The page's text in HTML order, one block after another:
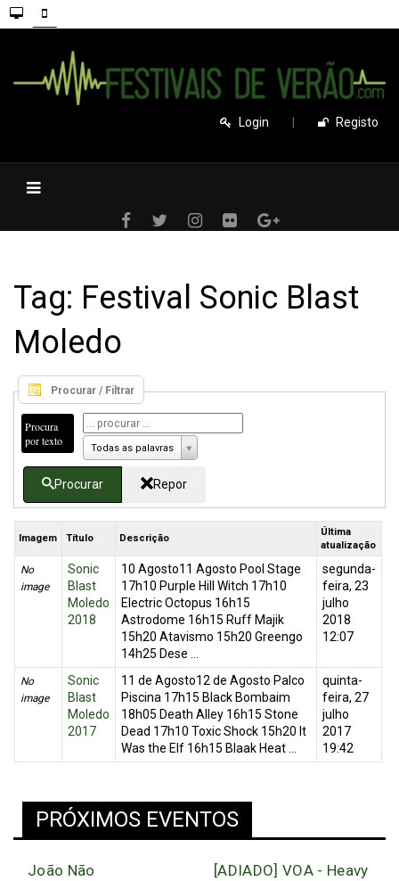
Login Registo
Tag: Festival Sonic Blast
Moledo
Procurar / Filtrar
Procura
por texto
Todas as palavras
Procurar Repor
Imagem Título Descrição
Última
atualização
No
image
Sonic
Blast
Moledo
2018
10 Agosto11 Agosto Pool Stage
17h10 Purple Hill Witch 17h10
Electric Octopus 16h15
Astrodome 16h15 Ruff Majik
15h20 Atavismo 15h20 Greengo
14h25 Dese ...
segunda-
feira, 23
julho
2018
12:07
No
image
Sonic
Blast
Moledo
2017
11 de Agosto12 de Agosto Palco
Piscina 17h15 Black Bombaim
18h05 Death Alley 16h15 Stone
Dead 17h10 Toxic Shock 15h20 It
Was the Elf 16h15 Blaak Heat ...
quinta-
feira, 27
julho
2017
19:42
PRÓXIMOS EVENTOS
João Não
[ADIADO] VOA - Heavy